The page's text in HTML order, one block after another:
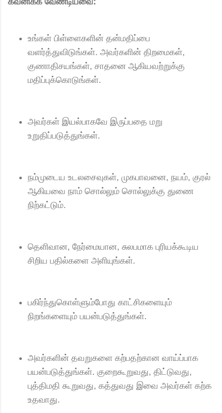
உங்கள் பிள்ளைகளின் தன்மதிப்பை
வளர்த்துவிடுங்கள். அவர்களின் திறமைகள்,
குணாதிசயங்கள், சாதனை ஆகியவற்றுக்கு
மதிப்புக்கொடுங்கள்.
அவர்கள் இயல்பாகவே இருப்பதை மறு
உறுதிப்படுத்துங்கள்.
நம்முடைய உடலசைவுகள், முகபாவனை, நயம், குரல்
ஆகியவை நாம் சொல்லும் சொல்லுக்கு துணை
நிற்கட்டும்.
தெளிவான, நேர்மையான, சுலபமாக புரியக்கூடிய
சிறிய பதில்களை அளியுங்கள்.
பகிர்ந்துகொள்ளும்போது காட்சிகளையும்
நிறங்களையும் பயன்படுத்துங்கள்.
அவர்களின் தவறுகளை கற்பதற்கான வாய்ப்பாக
பயன்படுத்துங்கள். குறைகூறுவது, திட்டுவது,
புத்திமதி கூறுவது, கத்துவது இவை அவர்கள் கற்க
உதவாது.